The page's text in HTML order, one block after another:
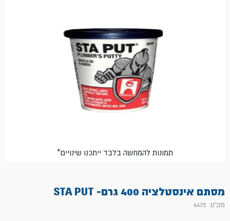
מסתם אינסטלציה 400 גרם- STA PUT
מק"ט: 4475
*תמונות להמחשה בלבד ייתכנו שינויים